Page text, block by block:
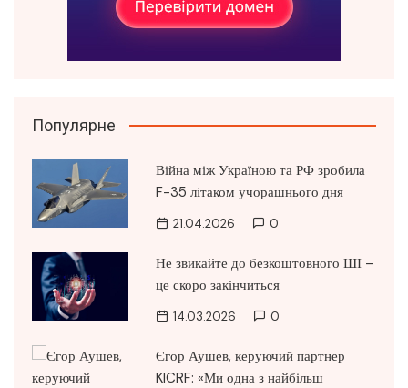
Популярне
Війна між Україною та РФ зробила
F-35 літаком учорашнього дня
21.04.2026 0
Не звикайте до безкоштовного ШІ –
це скоро закінчиться
14.03.2026 0
Єгор Аушев, керуючий партнер
KICRF: «Ми одна з найбільш